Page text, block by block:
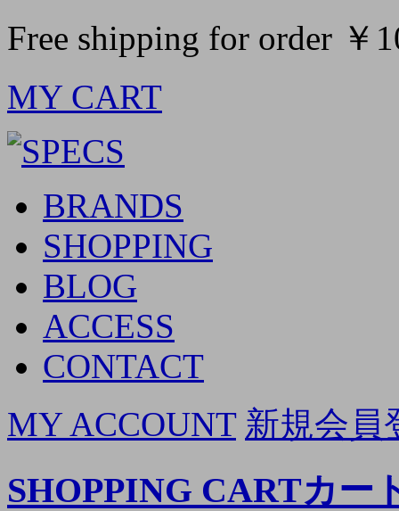
Free shipping for order ￥
MY CART
BRANDS
SHOPPING
BLOG
ACCESS
CONTACT
MY ACCOUNT 新規会員
SHOPPING CARTカー